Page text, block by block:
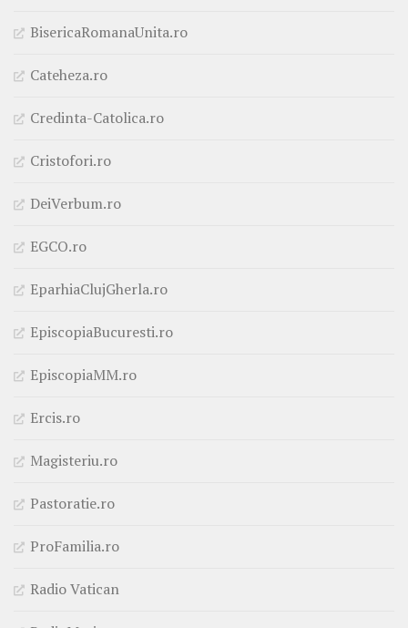
BisericaRomanaUnita.ro
Cateheza.ro
Credinta-Catolica.ro
Cristofori.ro
DeiVerbum.ro
EGCO.ro
EparhiaClujGherla.ro
EpiscopiaBucuresti.ro
EpiscopiaMM.ro
Ercis.ro
Magisteriu.ro
Pastoratie.ro
ProFamilia.ro
Radio Vatican